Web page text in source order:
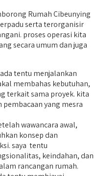
Rumah Cibeunying
serta terorganisir
proses operasi kita
secara umum dan juga
tentu menjalankan
membahas kebutuhan,
terkait sama proyek. kita
yang mesra
wawancara awal,
konsep dan
saya tentu
keindahan, dan
rancangan rumah.